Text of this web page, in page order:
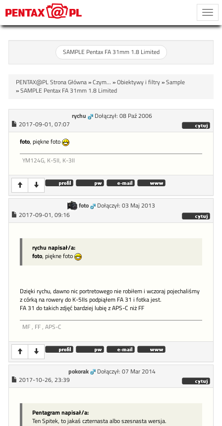
SAMPLE Pentax FA 31mm 1.8 Limited
PENTAX@PL Strona Główna»Czym... »Obiektywy i filtry»Sample
»SAMPLE Pentax FA 31mm 1.8 Limited
rychu
Dołączył: 08 Paź 2006
2017-09-01, 07:07
foto, piękne foto
YM124G, K-5II, K-3II
foto
Dołączył: 03 Maj 2013
2017-09-01, 09:16
rychu napisał/a:
foto, piękne foto
Dzięki rychu, dawno nic portretowego nie robiłem i wczoraj pojechaliśmy
z córką na rowery do K-5IIs podpiąłem FA 31 i fotka jest.
FA 31 do takich zdjęć bardziej lubię z APS-C niż FF
MF , FF , APS-C
pokorak
Dołączył: 07 Mar 2014
2017-10-26, 23:39
Pentagram napisał/a:
Ten Spitek, to jakaś czternasta albo szesnasta wersja.